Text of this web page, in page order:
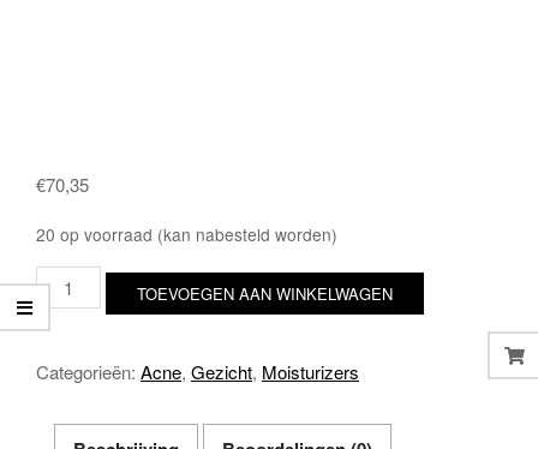
€70,35
20 op voorraad (kan nabesteld worden)
Crystal
Retinal
3
TOEVOEGEN AAN WINKELWAGEN
Categorieën: Acne, Gezicht, Moisturizers